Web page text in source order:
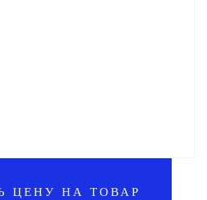
ЦЕНУ НА ТОВАР